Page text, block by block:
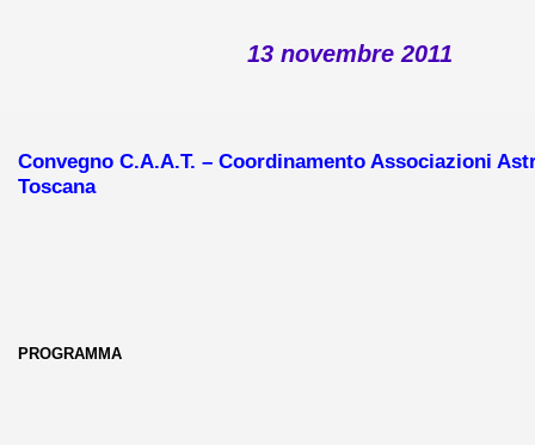
13 novembre 2011
Convegno C.A.A.T. – Coordinamento Associazioni
Toscana
PROGRAMMA